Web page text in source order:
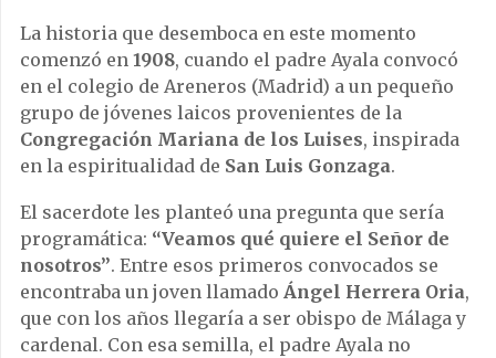
La historia que desemboca en este momento
comenzó en 1908, cuando el padre Ayala convocó
en el colegio de Areneros (Madrid) a un pequeño
grupo de jóvenes laicos provenientes de la
Congregación Mariana de los Luises, inspirada
en la espiritualidad de San Luis Gonzaga.
El sacerdote les planteó una pregunta que sería
programática: “Veamos qué quiere el Señor de
nosotros”. Entre esos primeros convocados se
encontraba un joven llamado Ángel Herrera Oria,
que con los años llegaría a ser obispo de Málaga y
cardenal. Con esa semilla, el padre Ayala no